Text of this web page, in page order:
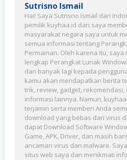
Sutrisno Ismail
Hai! Saya Sutrisno Ismail dari
pemilik kuyhaa.id dan saya
masyarakat negara saya untuk
semua informasi tentang
Permainan. Oleh karena itu,
lengkap Perangkat Lunak
dan banyak lagi kepada
kamu akan mendapatkan berita
trik, review, gadget,
informasi lainnya. Namun,
terjamin serta memberi Anda
download yang bebas dari virus
dapat Download Software
Game, APK, Driver, dan masih
ancaman virus dan malware.
situs web saya dan menikmati